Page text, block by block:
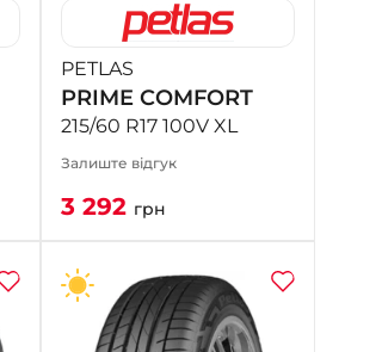
+38 (077) 7-184-184
- Донецьке шосе
+38 (050)-911-911-2
+38 (099)-643-33-77
- Тополь
PETLAS
PRIME COMFORT
215/60 R17 100V XL
Залиште відгук
3 292 грн